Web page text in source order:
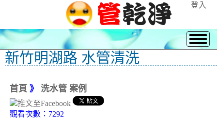
登入
新竹明湖路 水管清洗
首頁 》 洗水管 案例
觀看次數：7292